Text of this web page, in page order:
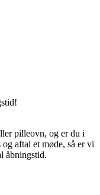
pilleovn, og er du i
aftal et møde, så er vi
åbningstid.